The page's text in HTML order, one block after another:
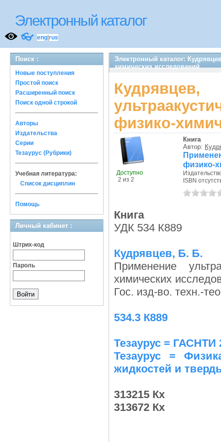
Электронный каталог
👓 eng rus
Поиск :
Новые поступления
Простой поиск
Расширенный поиск
Поиск одной строкой
Авторы
Издательства
Серии
Тезаурус (Рубрики)
Учебная литература:
Список дисциплин
Помощь
Личный кабинет :
Штрих-код
Пароль
Электронный каталог:
химических исследований
физико-
Доступно
2 из 2
Книга
Автор:
физико-
ISBN
Книга
УДК 534 К889
Кудрявцев, Б. Б.
Применение
химических
Гос. изд-во. техн.-
534.3 К889
Тезаурус = ГАСНТИ
Тезаурус =
жидкостей и
313215 Кх
313672 Кх